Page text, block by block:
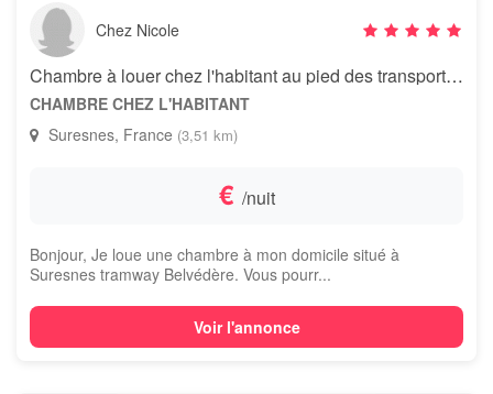
Chez Nicole
Chambre à louer chez l'habitant au pied des transports en commun
CHAMBRE CHEZ L'HABITANT
Suresnes, France (3,51 km)
€ /nuit
Bonjour, Je loue une chambre à mon domicile situé à
Suresnes tramway Belvédère. Vous pourr...
Voir l'annonce